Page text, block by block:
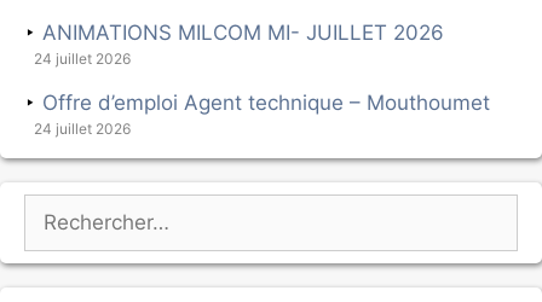
ANIMATIONS MILCOM MI- JUILLET 2026
24 juillet 2026
Offre d’emploi Agent technique – Mouthoumet
24 juillet 2026